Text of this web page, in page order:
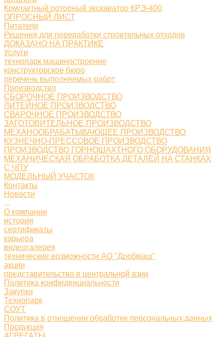
Компактный роторный экскаватор КРЭ-400
ОПРОСНЫЙ ЛИСТ
Питатели
Решения для переработки строительных отходов
ДОКАЗАНО НА ПРАКТИКЕ
Услуги
технопарк машиностроение
конструкторское бюро
перечень выполняемых работ
Производство
СБОРОЧНОЕ ПРОИЗВОДСТВО
ЛИТЕЙНОЕ ПРОИЗВОДСТВО
СВАРОЧНОЕ ПРОИЗВОДСТВО
ЗАГОТОВИТЕЛЬНОЕ ПРОИЗВОДСТВО
МЕХАНООБРАБАТЫВАЮЩЕЕ ПРОИЗВОДСТВО
КУЗНЕЧНО-ПРЕССОВОЕ ПРОИЗВОДСТВО
ПРОИЗВОДСТВО ГОРНОШАХТНОГО ОБОРУДОВАНИЯ
МЕХАНИЧЕСКАЯ ОБРАБОТКА ДЕТАЛЕЙ НА СТАНКАХ
С ЧПУ
МОДЕЛЬНЫЙ УЧАСТОК
Контакты
Новости
...
О компании
история
сертификаты
карьера
видеогалерея
технические возможности АО "Дробмаш"
акции
представительство в центральной азии
Политика конфиденциальности
Закупки
Технопарк
СОУТ
Политика в отношении обработки персональных данных
Продукция